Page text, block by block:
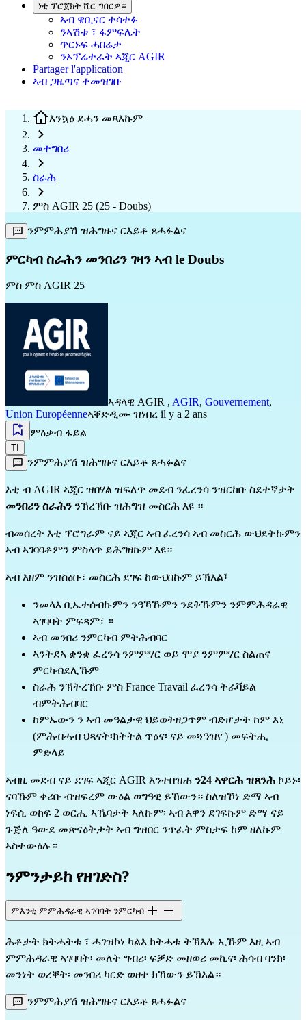
ነቲ ፕሮጀክት ሼር ግበርዎ።
ኣብ ዌቢናር ተሳተፉ
ንኣሽቱ ፣ ፋምፍሌት
ጥርኑፍ ሓበሬታ
ንኦፕሬተራት ኣጂር AGIR
Partager l'application
ኣብ ጋዜጣና ተመዝገቡ
እንኳዕ ደሓን መጻእኩም
መተግበሪ
ስራሕ
ምስ AGIR 25 (25 - Doubs)
ንምምሕያሽ ዝሕግዙና ርእይቶ ጸሓፉልና
ምርካብ ስራሕን መንበሪን ገዛን ኣብ le Doubs
ምስ ምስ AGIR 25
ኣዳላዊ AGIR , AGIR, Gouvernement,
Union Européenneኣቐድዲሙ ዝነበረ il y a 2 ans
ምዕቃብ ፋይል
TI
ንምምሕያሽ ዝሕግዙና ርእይቶ ጸሓፉልና
እቲ ብ AGIR ኣጂር ዝበሃል ዝፍለጥ መደብ ንፈረንሳ ንዝርከቡ ስደተኛታት
መንበሪን ስራሕን ንኽረኽቡ ዝሕግዝ መስርሕ እዩ ።
ብመሰረት እቲ ፕሮግራም ናይ ኣጂር ኣብ ፈረንሳ ኣብ መስርሕ ውህደትኩምን
ኣብ ኣገባባቶምን ምስላጥ ይሕግዘኩም እዩ።
ኣብ እዘም ንዝስዕቡ፣ መስርሕ ደገፍ ከውህበኩም ይኽእል፤
ንመላእ ቢኤተሰብኩምን ንዓኻኹምን ንደቅኹምን ንምምሕዳራዊ
ኣገባባት ምፍጻም፣ ።
ኣብ መንበሪ ንምርካብ ምትሕብባር
ኣንትደኣ ቋንቋ ፈረንሳ ንምምሃር ወይ ሞያ ንምምሃር ስልጠና
ምርካብደሊኹም
ስራሕ ንኽትረኽቡ ምስ France Travail ፈረንሳ ትራቫይል
ብምትሕብባር
ከምኡውን ን ኣብ መዓልታዊ ህይወትዘጋጥም ብድሆታት ከም እኒ
(ምሕብሓብ ህጻናት፡ክትትል ጥዕና፡ ናይ መጓዓዝየ ) መፍትሒ
ምድላይ
ኣብዚ መደብ ናይ ደገፍ ኣጂር AGIR እንተበዝሐ ን24 ኣዋርሕ ዝጸንሕ ኮይኑ፡
ናባኹም ቀሪቡ ብዝፍረም ውዕል ወግዓዊ ይኸውን። ስለዝኾነ ድማ ኣብ
ነፍሲ ወከፍ 2 ወርሒ ኣኼባታት ኣለኩም፡ ኣብ እዋን ደገፍኩም ድማ ናይ
ጉጅለ ዓውደ መጽናዕትታት ኣብ ግዝበር ንጥፈት ምስታፍ ከም ዘለኩም
ኣስተውዕሉ።
ንምንታይከ የዘገድስ?
ምእንቲ ምምሕዳራዊ ኣገባባት ንምርካብ
ሕቶታት ክትሓትቱ ፣ ሓገዝኮነ ካልእ ክትሓቱ ትኽእሉ ኢኹም እዚ ኣብ
ምምሕዳራዊ ኣገባባት፡ መለት ግብሪ፡ ፍቓድ መዘወሪ መኪና፡ ሕሳብ ባንክ፡
መንነት ወረቐት፡ መንበሪ ካርድ ወዘተ ክኸውን ይኽእል።
ንምምሕያሽ ዝሕግዙና ርእይቶ ጸሓፉልና